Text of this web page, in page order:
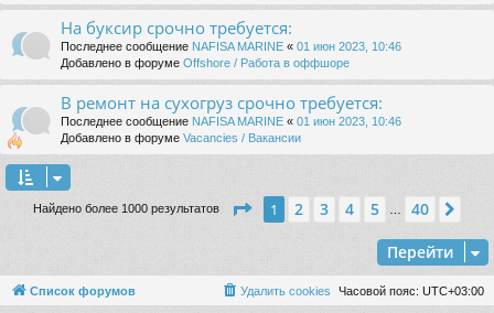
На буксир срочно требуется:
Последнее сообщение NAFISA MARINE « 01 июн 2023, 10:46
Добавлено в форуме Offshore / Работа в оффшоре
В ремонт на сухогруз срочно требуется:
Последнее сообщение NAFISA MARINE « 01 июн 2023, 10:46
Добавлено в форуме Vacancies / Вакансии
Найдено более 1000 результатов Страница из 40
1 2 3 4 5 40
Перейти
Список форумов Часовой пояс: UTC+03:00
Удалить cookies